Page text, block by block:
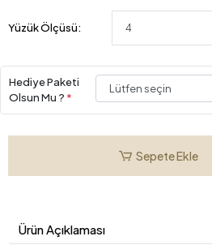
Yüzük Ölçüsü:
Hediye Paketi
Olsun Mu ? *
Sepete Ekle
Ürün Açıklaması